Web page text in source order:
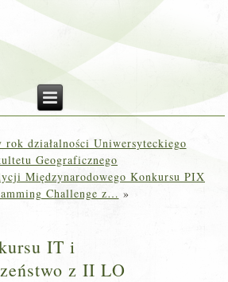
działalności Uniwersyteckiego
Geograficznego
Międzynarodowego Konkursu PIX
Challenge z… »
IT i
z II LO